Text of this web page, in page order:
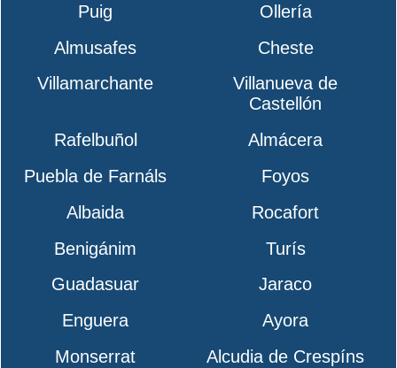
Puig
Ollería
Almusafes
Cheste
Villamarchante
Villanueva de
Castellón
Rafelbuñol
Almácera
Puebla de Farnáls
Foyos
Albaida
Rocafort
Benigánim
Turís
Guadasuar
Jaraco
Enguera
Ayora
Monserrat
Alcudia de Crespíns